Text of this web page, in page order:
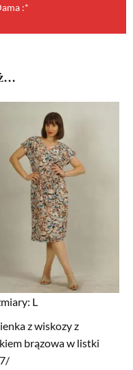
:*
L
z wiskozy z
brązowa w listki